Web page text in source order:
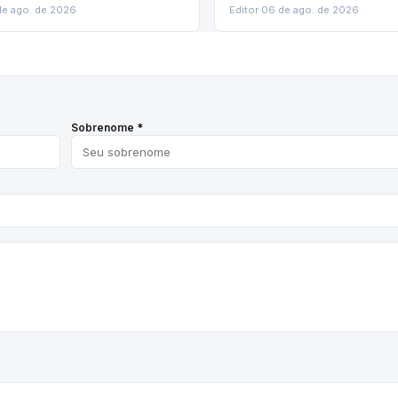
ago. de 2026 Editor·06 de ago. de 2026
Sobrenome *